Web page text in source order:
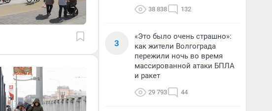
38 838 132
3
«Это было очень страшно»:
как жители Волгограда
пережили ночь во время
массированной атаки БПЛА
и ракет
29 793 44